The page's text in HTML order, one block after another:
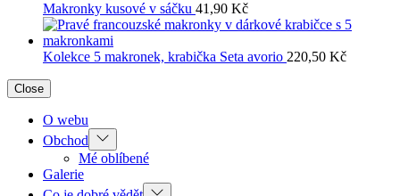
Makronky kusové v sáčku 41,90 Kč
Kolekce 5 makronek, krabička Seta avorio 220,50 Kč
Close
O webu
Obchod
Show
sub
menu
Mé oblíbené
Galerie
Show